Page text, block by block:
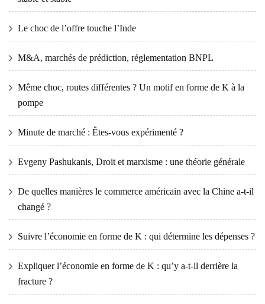
Le choc de l’offre touche l’Inde
M&A, marchés de prédiction, réglementation BNPL
Même choc, routes différentes ? Un motif en forme de K à la
pompe
Minute de marché : Êtes-vous expérimenté ?
Evgeny Pashukanis, Droit et marxisme : une théorie générale
De quelles manières le commerce américain avec la Chine a-t-il
changé ?
Suivre l’économie en forme de K : qui détermine les dépenses ?
Expliquer l’économie en forme de K : qu’y a-t-il derrière la
fracture ?